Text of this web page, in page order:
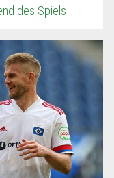
des Spiels